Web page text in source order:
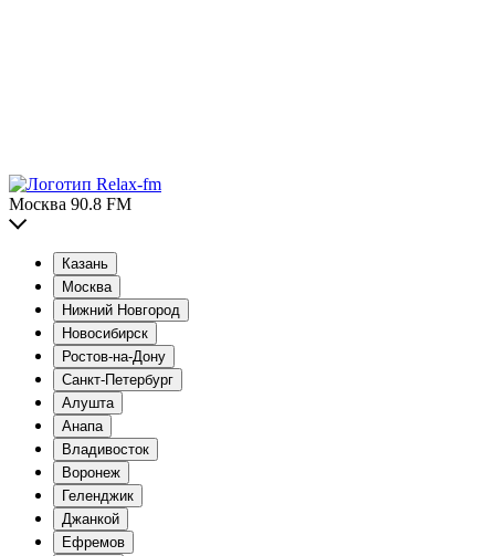
Москва 90.8 FM
Казань
Москва
Нижний Новгород
Новосибирск
Ростов-на-Дону
Санкт-Петербург
Алушта
Анапа
Владивосток
Воронеж
Геленджик
Джанкой
Ефремов